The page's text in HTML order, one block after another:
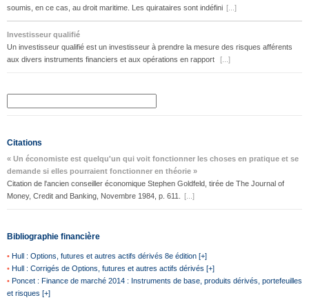
soumis, en ce cas, au droit maritime. Les quirataires sont indéfini [...]
Investisseur qualifié
Un investisseur qualifié est un investisseur à prendre la mesure des risques afférents
aux divers instruments financiers et aux opérations en rapport
[...]
Citations
« Un économiste est quelqu'un qui voit fonctionner les choses en pratique et se
demande si elles pourraient fonctionner en théorie »
Citation de l'ancien conseiller économique Stephen Goldfeld, tirée de The Journal of
Money, Credit and Banking, Novembre 1984, p. 611.
[...]
Bibliographie financière
• Hull : Options, futures et autres actifs dérivés 8e édition [+]
• Hull : Corrigés de Options, futures et autres actifs dérivés [+]
• Poncet : Finance de marché 2014 : Instruments de base, produits dérivés, portefeuilles
et risques [+]